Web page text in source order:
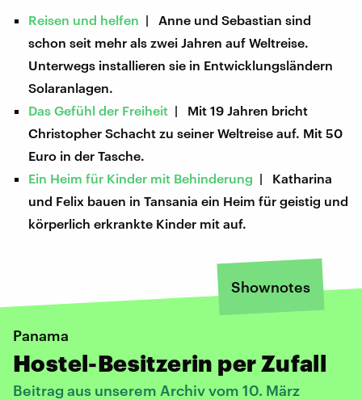
Reisen und helfen | Anne und Sebastian sind
schon seit mehr als zwei Jahren auf Weltreise.
Unterwegs installieren sie in Entwicklungsländern
Solaranlagen.
Das Gefühl der Freiheit | Mit 19 Jahren bricht
Christopher Schacht zu seiner Weltreise auf. Mit 50
Euro in der Tasche.
Ein Heim für Kinder mit Behinderung | Katharina
und Felix bauen in Tansania ein Heim für geistig und
körperlich erkrankte Kinder mit auf.
Shownotes
Panama
Hostel-Besitzerin per Zufall
Beitrag aus unserem Archiv vom 10. März